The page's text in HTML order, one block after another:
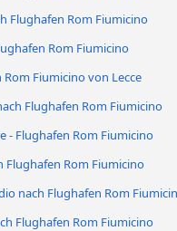
Flughafen Rom Fiumicino
Rom Fiumicino
Rom Fiumicino von Lecce
Flughafen Rom Fiumicino
- Flughafen Rom Fiumicino
Flughafen Rom Fiumicino
nach Flughafen Rom
Flughafen Rom Fiumicino